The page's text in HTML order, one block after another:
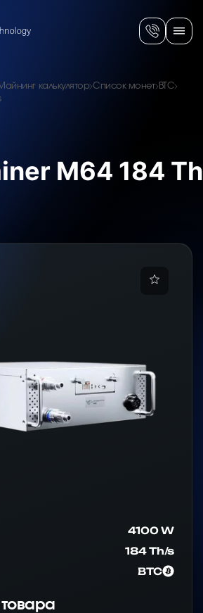
калькулятор Список монет BTC
M64 184
4100 W
184 Th/s
BTC